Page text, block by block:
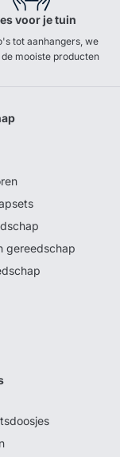
voor je tuin
tot aanhangers, we
mooiste producten
gereedschap